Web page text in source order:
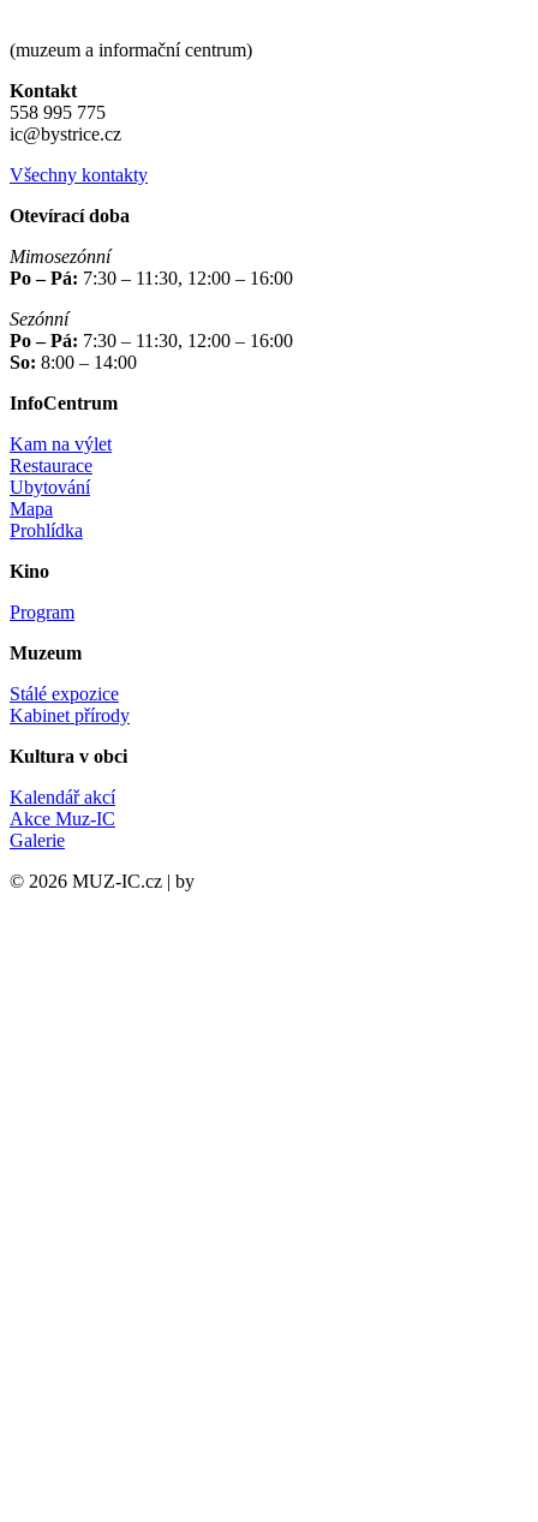
(muzeum a informační centrum)
Kontakt
558 995 775
ic@bystrice.cz
Všechny kontakty
Otevírací doba
Mimosezónní
Po – Pá: 7:30 – 11:30, 12:00 – 16:00
Sezónní
Po – Pá: 7:30 – 11:30, 12:00 – 16:00
So: 8:00 – 14:00
InfoCentrum
Kam na výlet
Restaurace
Ubytování
Mapa
Prohlídka
Kino
Program
Muzeum
Stálé expozice
Kabinet přírody
Kultura v obci
Kalendář akcí
Akce Muz-IC
Galerie
© 2026 MUZ-IC.cz | by